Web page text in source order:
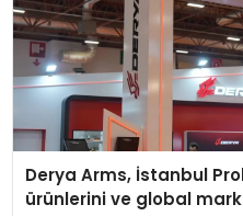
Derya Arms, İstanbul
ürünlerini ve global